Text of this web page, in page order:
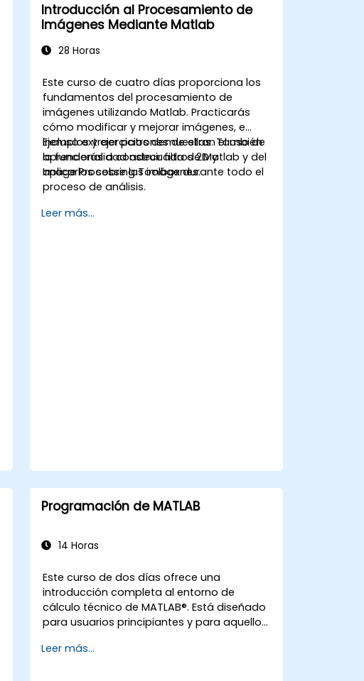
Introducción al Procesamiento de
Imágenes Mediante Matlab
28 Horas
Este curso de cuatro días proporciona los
fundamentos del procesamiento de
imágenes utilizando Matlab. Practicarás
cómo modificar y mejorar imágenes, e
incluso extraer patrones de ellas. También
aprenderás a construir filtros 2D y
aplicarlos sobre las imágenes.
Ejemplos y ejercicios demuestran el uso de
la funcionalidad adecuada de Matlab y del
Image Processing Toolbox durante todo el
proceso de análisis.
Leer más...
Programación de MATLAB
14 Horas
Este curso de dos días ofrece una
introducción completa al entorno de
cálculo técnico de MATLAB®. Está diseñado
para usuarios principiantes y para aquellos
fundamentales. No se asume experiencia
Leer más...